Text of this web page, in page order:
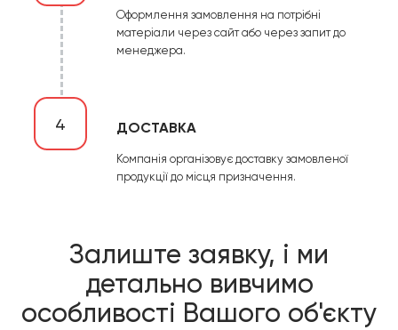
Оформлення замовлення на потрібні
матеріали через сайт або через запит до
менеджера.
4 ДОСТАВКА
Компанія організовує доставку замовленої
продукції до місця призначення.
Залиште заявку, і ми
детально вивчимо
особливості Вашого об'єкту